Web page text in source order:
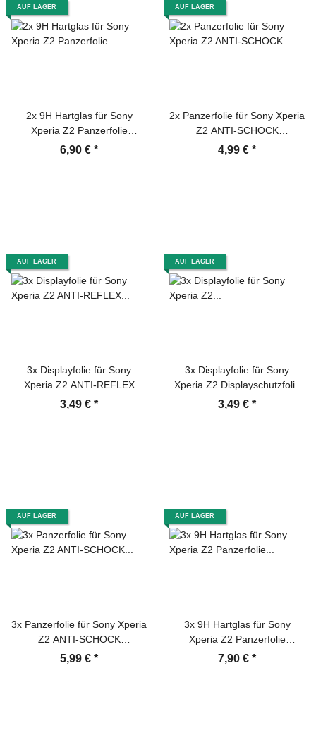
AUF LAGER
2x 9H Hartglas für Sony
Xperia Z2 Panzerfolie
Displayglas Schutzglas HD
6,90 € *
AUF LAGER
2x Panzerfolie für Sony Xperia
Z2 ANTI-SCHOCK
Displayschutzfolie MATT
4,99 € *
AUF LAGER
3x Displayfolie für Sony
Xperia Z2 ANTI-REFLEX
Displayschutzfolie MATT
3,49 € *
AUF LAGER
3x Displayfolie für Sony
Xperia Z2 Displayschutzfolie
HD ULTRA KLAR
3,49 € *
AUF LAGER
3x Panzerfolie für Sony Xperia
Z2 ANTI-SCHOCK
Displayschutzfolie HD ULTRA
5,99 € *
AUF LAGER
3x 9H Hartglas für Sony
Xperia Z2 Panzerfolie
Displayglas Schutzglas HD
7,90 € *